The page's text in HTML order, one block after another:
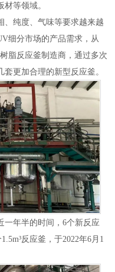
等领域。
纯度、气味等要求越来越
细分市场的产品需求，从
脂反应釜制造商，通过多次
更加合理的新型反应釜。
年半的时间，6个新反应
反应釜，于2022年6月1